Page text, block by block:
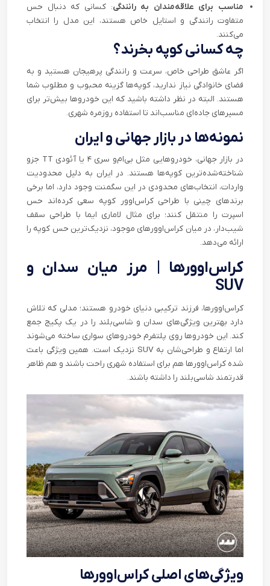
مناسب برای علاقه‌مندان به رانندگی: کسانی که دنبال حس
متفاوت رانندگی و استایل خاص هستند، این مدل را انتخاب
می‌کنند.
چه کسانی کوپه بخرند؟
اگر عاشق طراحی خاص، سرعت و رانندگی پرهیجان هستید و به
فضای خانوادگی نیاز ندارید، کوپه‌ها گزینه‌ محبوب و مطلوب شما
هستند. البته در نظر داشته باشید که این خودروها بیش‌تر برای
مسیرهای جاده‌ای مناسب‌اند تا استفاده روزمره شهری.
نمونه‌ها در بازار جهانی و ایران
در بازار جهانی، خودروهایی مثل بی‌ام‌و سری ۴ یا آئودی TT جزو
شناخته‌شده‌ترین کوپه‌ها هستند. در ایران به دلیل محدودیت
واردات، انتخاب‌های محدودی در این سگمنت وجود دارد، اما برخی
برندهای چینی با طراحی کراس‌اوور کوپه سعی کرده‌اند حس
اسپرت را منتقل کنند؛ برای مثال لاماری ایما با طراحی سقف
شیب‌دار، در میان کراس‌اوورهای موجود، نزدیک‌ترین حس کوپه را
ارائه می‌دهد.
کراس‌اوورها | مرز میان سدان و
SUV
کراس‌اوورها، فرزند ترکیبی دنیای خودرو هستند؛ مدلی که تلاش
دارد بهترین ویژگی‌های سدان و شاسی‌بلند را در یک پکیج جمع
کند. این خودروها روی پلتفرم خودروهای سواری ساخته می‌شوند
اما ارتفاع و طراحی‌شان به SUV نزدیک است. همین ویژگی باعث
شده کراس‌اوورها هم برای استفاده شهری راحت باشند و هم ظاهر
قدرتمند شاسی‌بلند را داشته باشند.
ویژگی‌های اصلی کراس‌اوورها